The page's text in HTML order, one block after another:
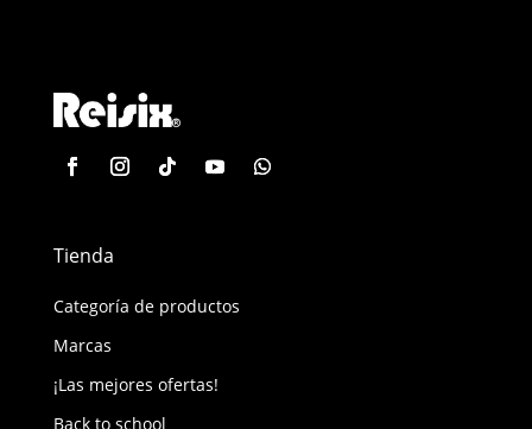
Tienda
Categoría de productos
Marcas
¡Las mejores ofertas!
Back to school